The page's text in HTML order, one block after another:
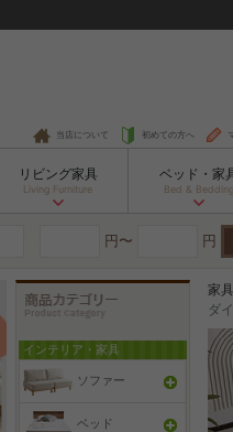
当店について 初めての方へ
リビング家具
Living Furniture
ベッド・家
Bed & Bedding
円〜 円
インテリア・家具
ソファー
ベッド
家
ダ